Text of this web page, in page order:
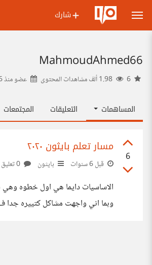
شارك
MahmoudAhmed66
عضو منذ6
المساهمات التعليقات المجتمعات
6
مسار تعلم بايثون ٢٠٢٠
قبل 6 سنوات بايثون
الاساسيات دايما هي اول خطوه وهي
وبما اني واجهت مشاكل كتييره جدا